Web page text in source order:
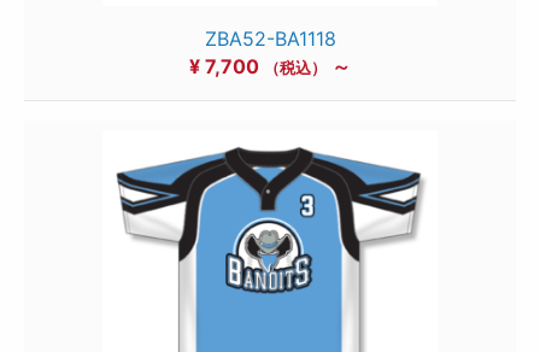
ZBA52-BA1118
¥ 7,700 （税込） ～